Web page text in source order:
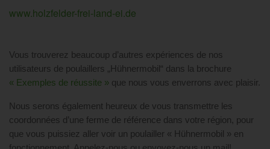
www.holzfelder-frei-land-ei.de
Vous trouverez beaucoup d’autres expériences de nos
utilisateurs de poulaillers „Hühnermobil“ dans la brochure
« Exemples de réussite » que nous vous enverrons avec plaisir.
Nous serons également heureux de vous transmettre les
coordonnées d’une ferme de référence dans votre région, pour
que vous puissiez aller voir un poulailler « Hühnermobil » en